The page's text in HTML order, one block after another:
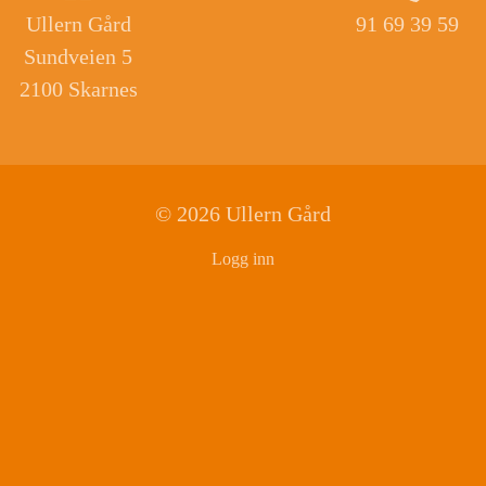
Ullern Gård
Sundveien 5
2100 Skarnes
91 69 39 59
© 2026 Ullern Gård
Logg inn